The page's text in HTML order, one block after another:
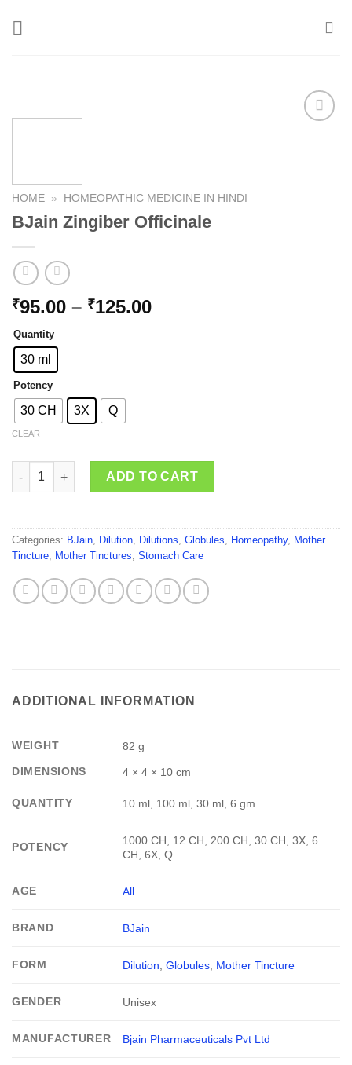
HOME » HOMEOPATHIC MEDICINE IN HINDI
BJain Zingiber Officinale
₹95.00 – ₹125.00Price
Quantity
30 ml
Potency
30 CH 3X Q
CLEAR
BJain Zingiber Officinale quantity
ADD TO CART
Categories: BJain, Dilution, Dilutions, Globules, Homeopathy, Mother
Tincture, Mother Tinctures, Stomach Care
ADDITIONAL INFORMATION
WEIGHT
82 g
DIMENSIONS
4 × 4 × 10 cm
QUANTITY 10 ml, 100 ml, 30 ml, 6 gm
POTENCY
1000 CH, 12 CH, 200 CH, 30 CH, 3X, 6
CH, 6X, Q
AGE All
BRAND BJain
FORM Dilution,Globules, Mother Tincture
GENDER Unisex
MANUFACTURER Bjain Pharmaceuticals Pvt Ltd